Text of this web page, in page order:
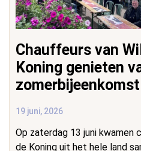
Chauffeurs van
Koning genieten
zomerbijeenkomst
19 juni, 2026
Op zaterdag 13 juni kwamen
de Koning uit het hele land